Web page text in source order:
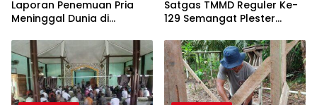
Laporan Penemuan Pria
Meninggal Dunia di
Satgas TMMD Reguler Ke-
129 Semangat Plester